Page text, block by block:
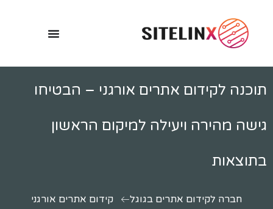
תוכנה לקידום אתרים אורגני – הבטיחו
גישה מהירה ויעילה למיקום הראשון
בתוצאות
חברה לקידום אתרים בגוגל
קידום אתרים אורגני